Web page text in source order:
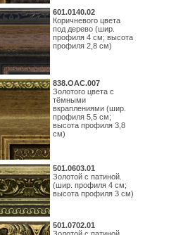
601.0140.02
Коричневого цвета
под дерево (шир.
профиля 4 см; высота
профиля 2,8 см)
838.ОАС.007
Золотого цвета с
тёмными
вкраплениями (шир.
профиля 5,5 см;
высота профиля 3,8
см)
501.0603.01
Золотой с патиной.
(шир. профиля 4 см;
высота профиля 3 см)
501.0702.01